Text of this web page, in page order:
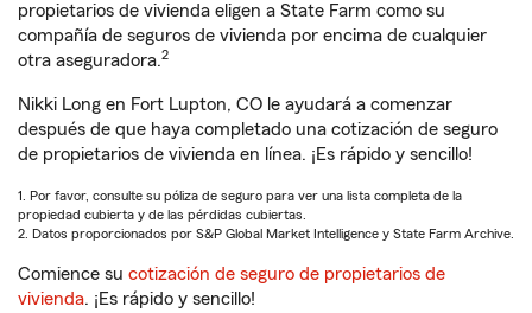
propietarios de vivienda eligen a State Farm como su
compañía de seguros de vivienda por encima de cualquier
otra aseguradora.2
Nikki Long en Fort Lupton, CO le ayudará a comenzar
después de que haya completado una cotización de seguro
de propietarios de vivienda en línea. ¡Es rápido y sencillo!
1. Por favor, consulte su póliza de seguro para ver una lista completa de la
propiedad cubierta y de las pérdidas cubiertas.
2. Datos proporcionados por S&P Global Market Intelligence y State Farm Archive.
Comience su cotización de seguro de propietarios de
vivienda. ¡Es rápido y sencillo!